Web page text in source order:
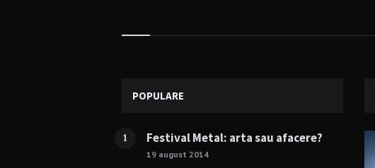
Widgets
POPULARE
1 Festival Metal: arta sau afacere?
19 august 2014